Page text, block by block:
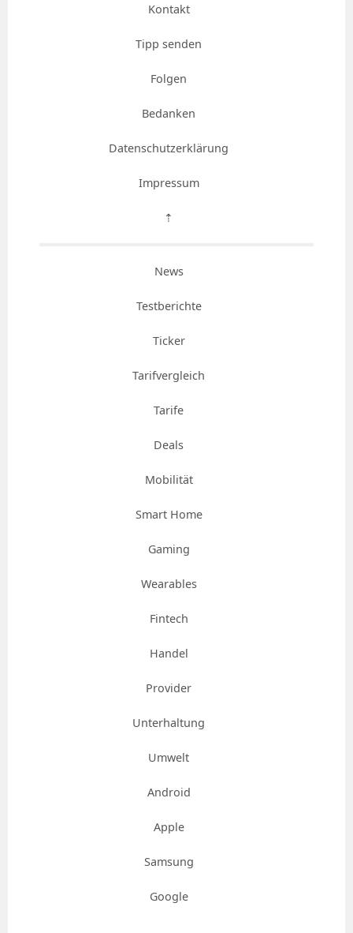
Kontakt
Tipp senden
Folgen
Bedanken
Datenschutzerklärung
Impressum
⇡
News
Testberichte
Ticker
Tarifvergleich
Tarife
Deals
Mobilität
Smart Home
Gaming
Wearables
Fintech
Handel
Provider
Unterhaltung
Umwelt
Android
Apple
Samsung
Google